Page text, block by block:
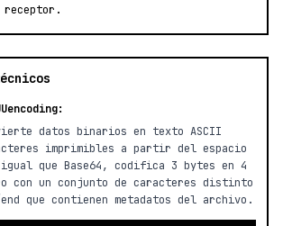
datos binarios en texto ASCII
imprimibles a partir del espacio
que Base64, codifica 3 bytes en 4
con un conjunto de caracteres distinto
que contienen metadatos del archivo.